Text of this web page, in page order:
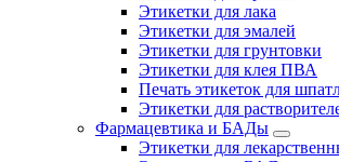
Этикетки для лака
Этикетки для эмалей
Этикетки для грунтовки
Этикетки для клея ПВА
Печать этикеток для
Этикетки для
Фармацевтика и БАДы
Этикетки для